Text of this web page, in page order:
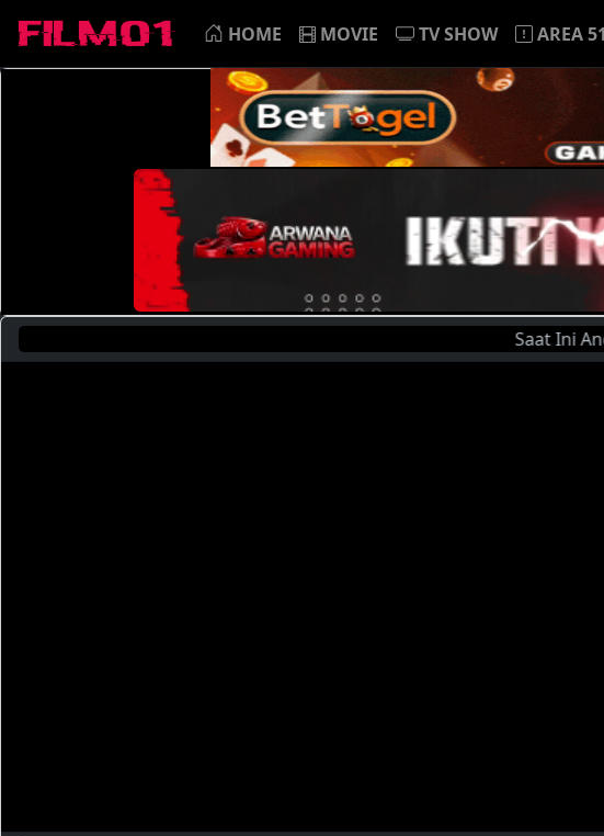
HOME MOVIE TV SHOW AREA 51
Saat Ini Anda